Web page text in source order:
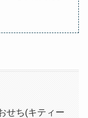
せち(キティー